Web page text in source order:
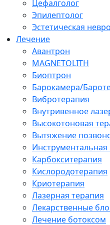
Цефалголог
Эпилептолог
Эстетическая
Лечение
Авантрон
MAGNETOLITH
Биоптрон
Барокамера/
Вибротерапия
Внутривенное
Высокотоновая
Вытяжение
Карбокситерапия
Кислородотерапия
Криотерапия
Лазерная терапия
Лекарственные
Лечение ботоксом